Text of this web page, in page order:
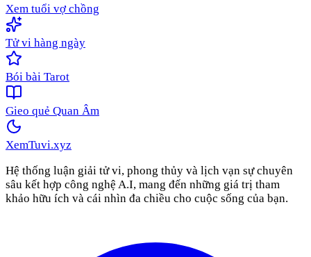
Xem tuổi vợ chồng
Tử vi hàng ngày
Bói bài Tarot
Gieo quẻ Quan Âm
XemTuvi.xyz
Hệ thống luận giải tử vi, phong thủy và lịch vạn sự chuyên
sâu kết hợp công nghệ A.I, mang đến những giá trị tham
khảo hữu ích và cái nhìn đa chiều cho cuộc sống của bạn.